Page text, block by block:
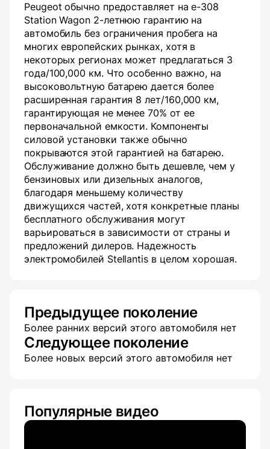
Peugeot обычно предоставляет на e-308
Station Wagon 2-летнюю гарантию на
автомобиль без ограничения пробега на
многих европейских рынках, хотя в
некоторых регионах может предлагаться 3
года/100,000 км. Что особенно важно, на
высоковольтную батарею дается более
расширенная гарантия 8 лет/160,000 км,
гарантирующая не менее 70% от ее
первоначальной емкости. Компоненты
силовой установки также обычно
покрываются этой гарантией на батарею.
Обслуживание должно быть дешевле, чем у
бензиновых или дизельных аналогов,
благодаря меньшему количеству
движущихся частей, хотя конкретные планы
бесплатного обслуживания могут
варьироваться в зависимости от страны и
предложений дилеров. Надежность
электромобилей Stellantis в целом хорошая.
Предыдущее поколение
Более ранних версий этого автомобиля нет
Следующее поколение
Более новых версий этого автомобиля нет
Популярные видео